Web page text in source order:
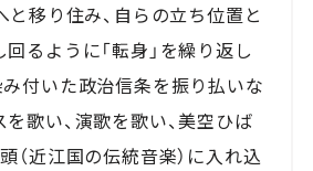
と移り住み、自らの立ち位置と
るように「転身」を繰り返し
付いた政治信条を振り払いな
歌い、演歌を歌い、美空ひば
（近江国の伝統音楽）に入れ込